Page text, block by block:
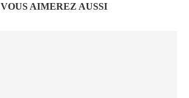
VOUS AIMEREZ AUSSI